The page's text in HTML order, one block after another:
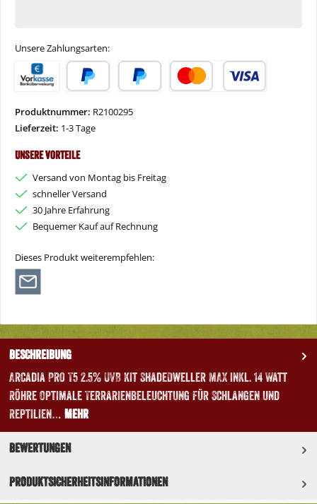
Unsere Zahlungsarten:
Produktnummer: R2100295
Lieferzeit: 1-3 Tage
Unsere Vorteile
Versand von Montag bis Freitag
schneller Versand
30 Jahre Erfahrung
Bequemer Kauf auf Rechnung
Dieses Produkt weiterempfehlen:
Beschreibung
Arcadia Pro T5 2.5% UVB Kit ShadeDweller MAX inkl. 14 Watt
Röhre Optimale Terrarienbeleuchtung für Schlangen und
Reptilien… Mehr
Bewertungen
Produktsicherheitsinformationen